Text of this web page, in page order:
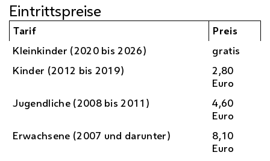
Eintrittspreise
Tarif
Preis
Kleinkinder (2020 bis 2026)
gratis
Kinder (2012 bis 2019)
2,80
Euro
Jugendliche (2008 bis 2011)
4,60
Euro
Erwachsene (2007 und darunter)
8,10
Euro